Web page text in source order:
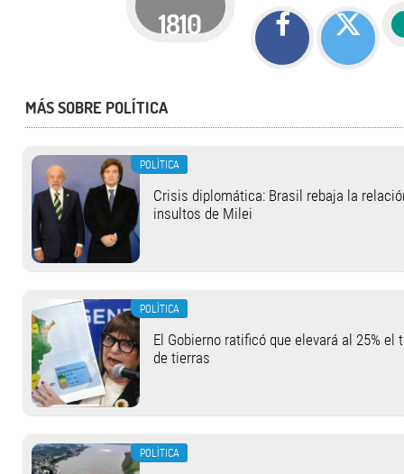
1810
MÁS SOBRE POLÍTICA
POLÍTICA
Crisis diplomática: Brasil rebaja la
insultos de Milei
POLÍTICA
El Gobierno ratificó que elevará al 25%
de tierras
POLÍTICA